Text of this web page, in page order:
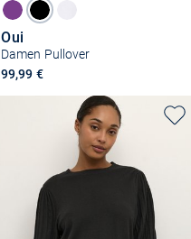
Oui
Damen Pullover
99,99 €